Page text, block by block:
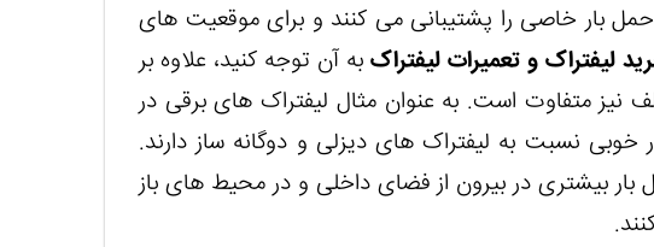
بار خاصی را پشتیبانی می کنند و برای موقعیت های
لیفتراک و تعمیرات لیفتراکبه آن توجه کنید، علاوه بر
نیز متفاوت است. به عنوان مثال لیفتراک های برقی در
نسبت به لیفتراک های دیزلی و دوگانه ساز دارند.
بیشتری در بیرون از فضای داخلی و در محیط های باز